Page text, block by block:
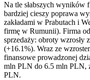
Na tle słabszych wyników
bardziej cieszy poprawa
zakładami w Prabutach i
firmę w Rumunii). Firma
sprzedaży: obroty wzrosły z
(+16.1%). Wraz ze
finansowe prowadzonej
mln PLN do 6.5 mln PLN,
PLN.